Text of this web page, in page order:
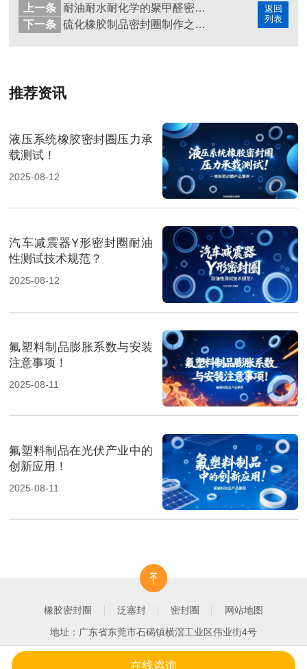
返回
列表
上一条
耐油耐水耐化学的聚甲醛密封圈材料料特性
下一条
硫化橡胶制品密封圈制作之注意装料温度问题？
推荐资讯
液压系统橡胶密封圈压力承
载测试！
2025-08-12
汽车减震器Y形密封圈耐油
性测试技术规范？
2025-08-12
氟塑料制品膨胀系数与安装
注意事项！
2025-08-11
氟塑料制品在光伏产业中的
创新应用！
2025-08-11
橡胶密封圈 泛塞封 密封圈 网站地图
地址：广东省东莞市石碣镇横滘工业区伟业街4号
在线咨询